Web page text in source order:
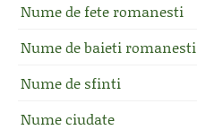
Nume de fete romanesti
Nume de baieti romanesti
Nume de sfinti
Nume ciudate